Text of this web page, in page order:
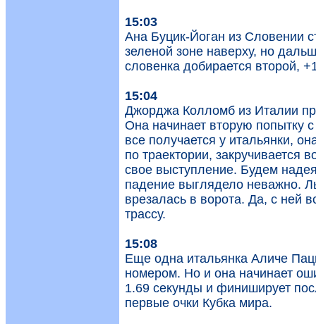
15:03
Ана Буцик-Йоган из Словении
зеленой зоне наверху, но
словенка добирается второй,
15:04
Джорджа Колломб из Италии
Она начинает вторую попытку
все получается у итальянки,
по траектории, закручивается
свое выступление. Будем
падение выглядело неважно.
врезалась в ворота. Да, с ней
трассу.
15:08
Еще одна итальянка Аличе
номером. Но и она начинает
1.69 секунды и финиширует
первые очки Кубка мира.